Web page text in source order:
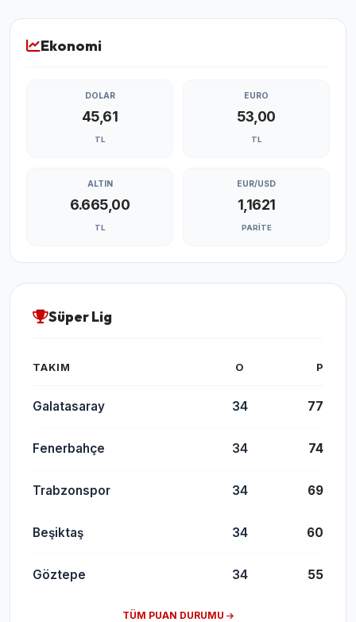
Ekonomi
DOLAR
45,61
TL
EURO
53,00
TL
ALTIN
6.665,00
TL
EUR/USD
1,1621
PARITE
Süper Lig
TAKIM O P
Galatasaray 34 77
Fenerbahçe 34 74
Trabzonspor 34 69
Beşiktaş 34 60
Göztepe 34 55
TÜM PUAN DURUMU